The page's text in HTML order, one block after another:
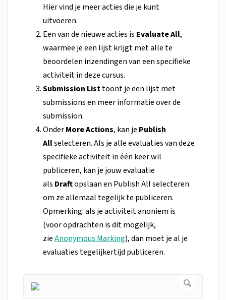
Hier vind je meer acties die je kunt
uitvoeren.
Een van de nieuwe acties is Evaluate All,
waarmee je een lijst krijgt met alle te
beoordelen inzendingen van een specifieke
activiteit in deze cursus.
Submission Listtoont je een lijst met
submissions en meer informatie over de
submission.
OnderMore Actions, kan je Publish
Allselecteren. Als je alle evaluaties van deze
specifieke activiteit in één keer wil
publiceren, kan je jouw evaluatie
als Draftopslaan en Publish All selecteren
om ze allemaal tegelijk te publiceren.
Opmerking: als je activiteit anoniem is
(voor opdrachten is dit mogelijk,
zieAnonymous Marking), dan moet je al je
evaluaties tegelijkertijd publiceren.